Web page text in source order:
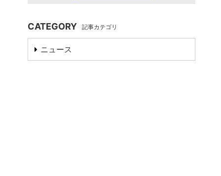
CATEGORY 記事カテゴリ
ニュース